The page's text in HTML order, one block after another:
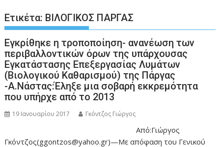
Ετικέτα: ΒΙΛΟΓΙΚΟΣ ΠΑΡΓΑΣ
Eγκρίθηκε η τροποποίηση- ανανέωση των
περιβαλλοντικών όρων της υπάρχουσας
Εγκατάστασης Επεξεργασίας Λυμάτων
(Βιολογικού Καθαρισμού) της Πάργας
-Α.Νάστας:Έληξε μια σοβαρή εκκρεμότητα
που υπήρχε από το 2013
19 Ιανουαρίου 2017 Γκόντζος Γιώργος
Από:Γιώργος
Γκόντζος(ggontzos@yahoo.gr)—Με απόφαση του Γενικού